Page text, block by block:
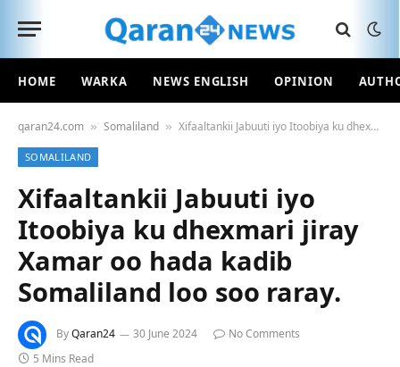
HOME WARKA NEWS ENGLISH OPINION
qaran24.com » Somaliland » Xifaaltankii Jabuuti iyo Itoobiya ku dhexmari jiray Xamar oo hada kadib Somaliland loo soo raray.
SOMALILAND
Xifaaltankii Jabuuti iyo
Itoobiya ku dhexmari jiray
Xamar oo hada kadib
Somaliland loo soo raray.
ByQaran24 30 June 2024
No Comments
5 Mins Read